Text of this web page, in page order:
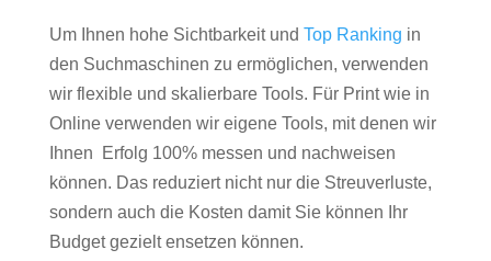
Um Ihnen hohe Sichtbarkeit und Top Ranking in
den Suchmaschinen zu ermöglichen, verwenden
wir flexible und skalierbare Tools. Für Print wie in
Online verwenden wir eigene Tools, mit denen wir
Ihnen Erfolg 100% messen und nachweisen
können. Das reduziert nicht nur die Streuverluste,
sondern auch die Kosten damit Sie können Ihr
Budget gezielt ensetzen können.